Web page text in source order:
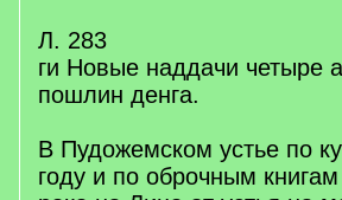
Л. 283
ги Новые наддачи четыре
пошлин денга.
В Пудожемском устье по
году и по оброчным